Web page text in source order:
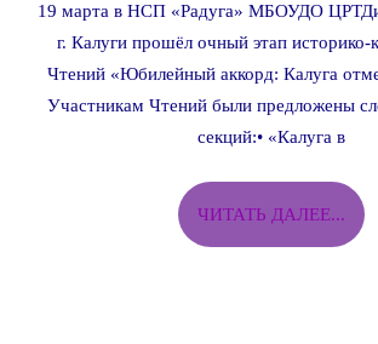
аккорд:
Калуга
655
19 марта в НСП «Радуга» МБОУДО
г. Калуги прошёл очный этап историко-
Чтений «Юбилейный аккорд: Калуга
Участникам Чтений были предложены
секций:• «Калуга в
ЧИТАТЬ ДАЛЕЕ...